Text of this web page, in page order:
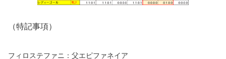
（特記事項）
フィロステファニ：父エピファネイア